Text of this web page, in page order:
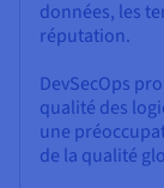
données, les
réputation.
DevSecOps
qualité des
une
de la qualité